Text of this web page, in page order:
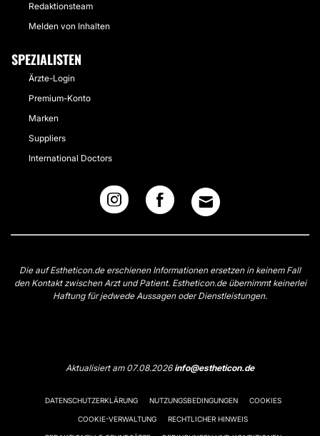
Redaktionsteam
Melden von Inhalten
SPEZIALISTEN
Ärzte-Login
Premium-Konto
Marken
Suppliers
International Doctors
Die auf Estheticon.de erschienen Informationen ersetzen in keinem Fall
den Kontakt zwischen Arzt und Patient. Estheticon.de übernimmt keinerlei
Haftung für jedwede Aussagen oder Dienstleistungen.
Aktualisiert am 07.08.2026info@estheticon.de
DATENSCHUTZERKLÄRUNG NUTZUNGSBEDINGUNGEN COOKIES
COOKIE-VERWALTUNG RECHTLICHER HINWEIS